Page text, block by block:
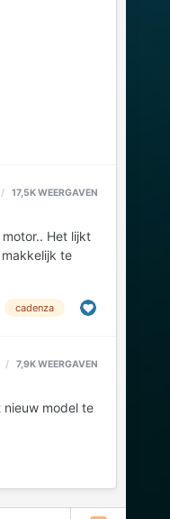
17,5KWEERGAVEN
cadenza
7,9KWEERGAVEN